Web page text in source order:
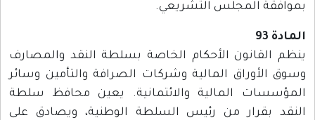
بموافقة المجلس التشريعي.
المادة 93
ينظم القانون الأحكام الخاصة بسلطة النقد والمصارف
وسوق الأوراق المالية وشركات الصرافة والتأمين وسائر
المؤسسات المالية والائتمانية. يعين محافظ سلطة
النقد بقرار من رئيس السلطة الوطنية، ويصادق على